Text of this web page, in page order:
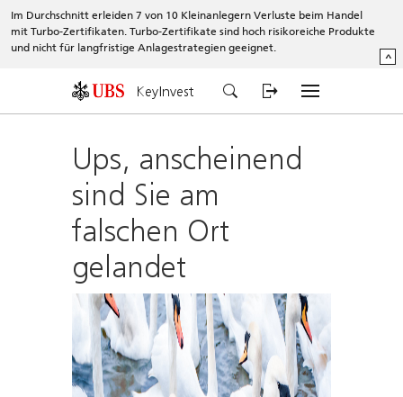
Im Durchschnitt erleiden 7 von 10 Kleinanlegern Verluste beim Handel
mit Turbo-Zertifikaten. Turbo-Zertifikate sind hoch risikoreiche Produkte
und nicht für langfristige Anlagestrategien geeignet.
^
KeyInvest
Ups, anscheinend
sind Sie am
falschen Ort
gelandet